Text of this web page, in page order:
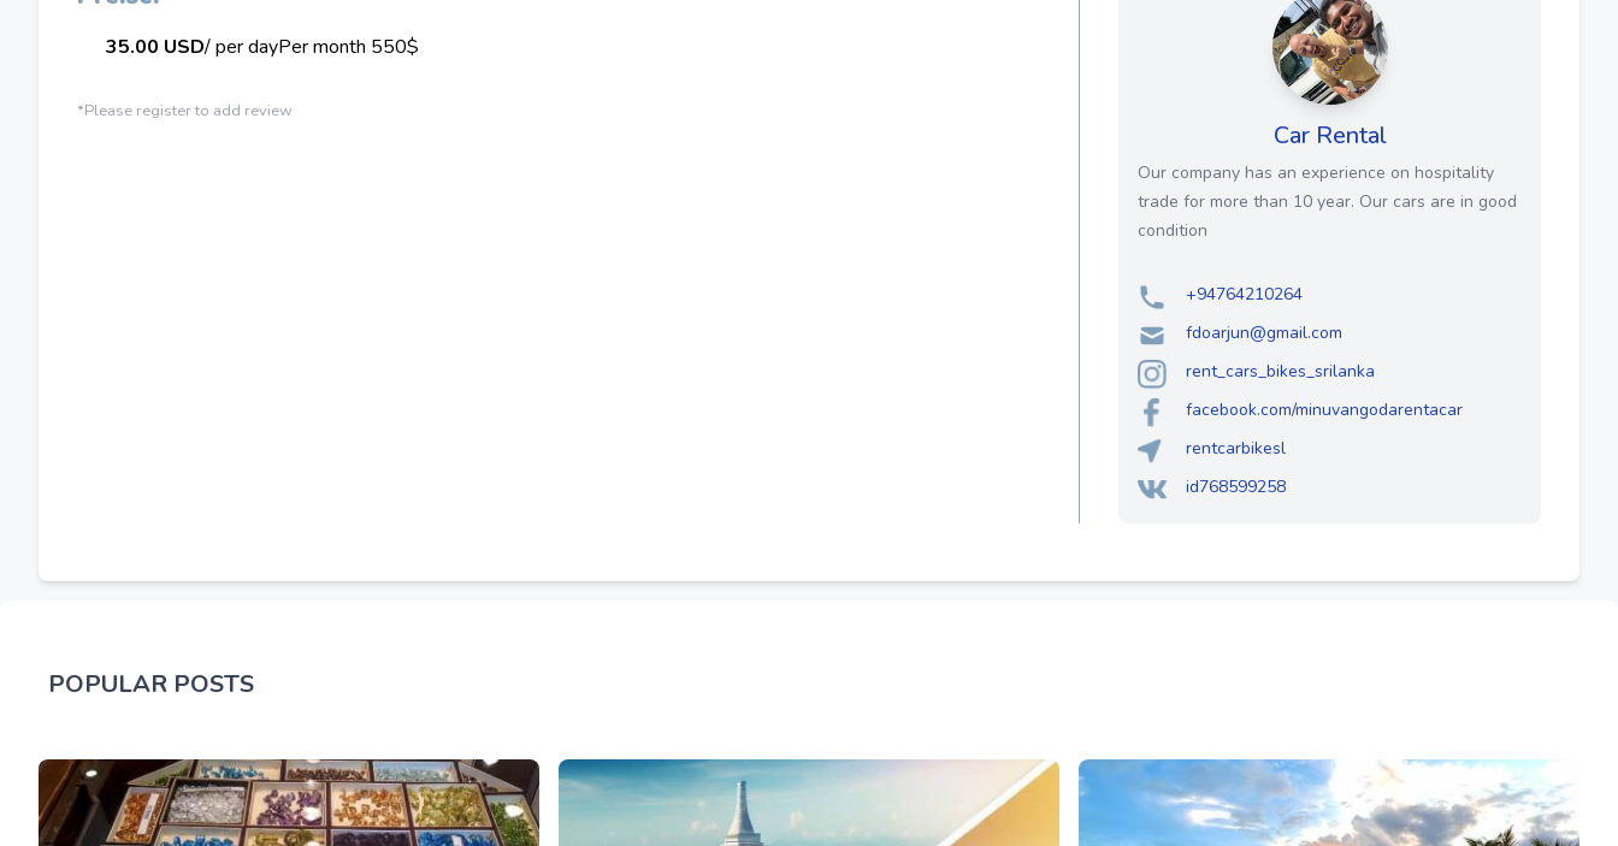
35.00 USD/ per dayPer month 550$
*Please register to add review
Car Rental
Our company has an experience on hospitality
trade for more than 10 year. Our cars are in good
condition
+94764210264
fdoarjun@gmail.com
rent_cars_bikes_srilanka
facebook.com/minuvangodarentacar
rentcarbikesl
id768599258
POPULAR POSTS